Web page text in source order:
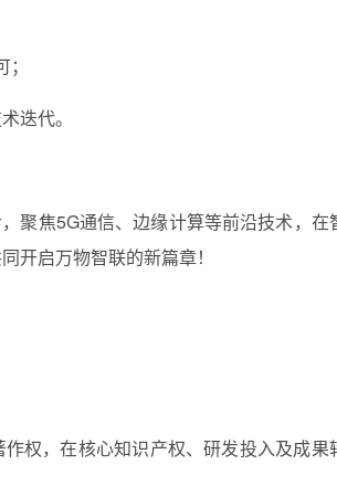
迭代。
聚焦5G通信、边缘计算等前沿技术，在
开启万物智联的新篇章！
权，在核心知识产权、研发投入及成果